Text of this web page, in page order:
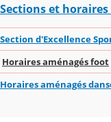
Sections et
Section d'Excellence
Horaires aménagés foot
Horaires aménagés